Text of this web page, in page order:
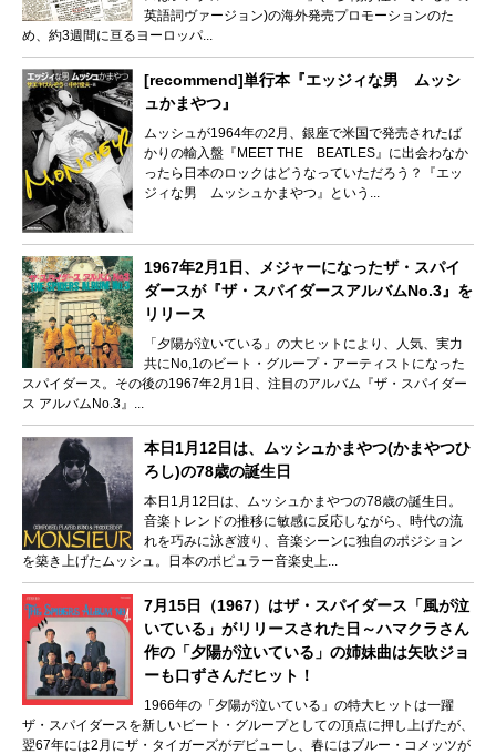
英語詞ヴァージョン)の海外発売プロモーションのた
め、約3週間に亘るヨーロッパ...
[recommend]単行本『エッジィな男 ムッシ
ュかまやつ』
ムッシュが1964年の2月、銀座で米国で発売されたば
かりの輸入盤『MEET THE BEATLES』に出会わなか
ったら日本のロックはどうなっていただろう？『エッ
ジィな男 ムッシュかまやつ』という...
1967年2月1日、メジャーになったザ・スパイ
ダースが『ザ・スパイダースアルバムNo.3』を
リリース
「夕陽が泣いている」の大ヒットにより、人気、実力
共にNo,1のビート・グループ・アーティストになった
スパイダース。その後の1967年2月1日、注目のアルバム『ザ・スパイダー
ス アルバムNo.3』...
本日1月12日は、ムッシュかまやつ(かまやつひ
ろし)の78歳の誕生日
本日1月12日は、ムッシュかまやつの78歳の誕生日。
音楽トレンドの推移に敏感に反応しながら、時代の流
れを巧みに泳ぎ渡り、音楽シーンに独自のポジション
を築き上げたムッシュ。日本のポピュラー音楽史上...
7月15日（1967）はザ・スパイダース「風が泣
いている」がリリースされた日～ハマクラさん
作の「夕陽が泣いている」の姉妹曲は矢吹ジョ
ーも口ずさんだヒット！
1966年の「夕陽が泣いている」の特大ヒットは一躍
ザ・スパイダースを新しいビート・グループとしての頂点に押し上げたが、
翌67年には2月にザ・タイガーズがデビューし、春にはブルー・コメッツが